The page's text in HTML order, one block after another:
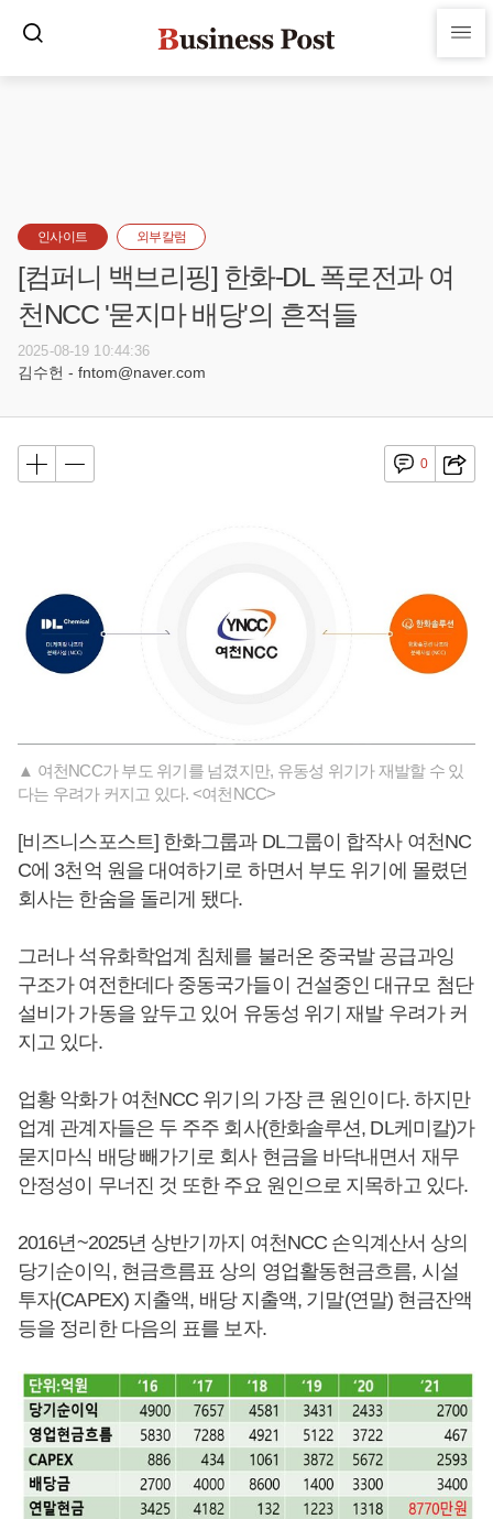
인사이트 외부칼럼
[컴퍼니 백브리핑] 한화-DL 폭로전과 여
천NCC '묻지마 배당'의 흔적들
2025-08-19 10:44:36
김수헌 - fntom@naver.com
0
▲ 여천NCC가 부도 위기를 넘겼지만, 유동성 위기가 재발할 수 있
다는 우려가 커지고 있다. <여천NCC>
[비즈니스포스트] 한화그룹과 DL그룹이 합작사 여천NC
C에 3천억 원을 대여하기로 하면서 부도 위기에 몰렸던
회사는 한숨을 돌리게 됐다.
그러나 석유화학업계 침체를 불러온 중국발 공급과잉
구조가 여전한데다 중동국가들이 건설중인 대규모 첨단
설비가 가동을 앞두고 있어 유동성 위기 재발 우려가 커
지고 있다.
업황 악화가 여천NCC 위기의 가장 큰 원인이다. 하지만
업계 관계자들은 두 주주 회사(한화솔루션, DL케미칼)가
묻지마식 배당 빼가기로 회사 현금을 바닥내면서 재무
안정성이 무너진 것 또한 주요 원인으로 지목하고 있다.
2016년~2025년 상반기까지 여천NCC 손익계산서 상의
당기순이익, 현금흐름표 상의 영업활동현금흐름, 시설
투자(CAPEX) 지출액, 배당 지출액, 기말(연말) 현금잔액
등을 정리한 다음의 표를 보자.